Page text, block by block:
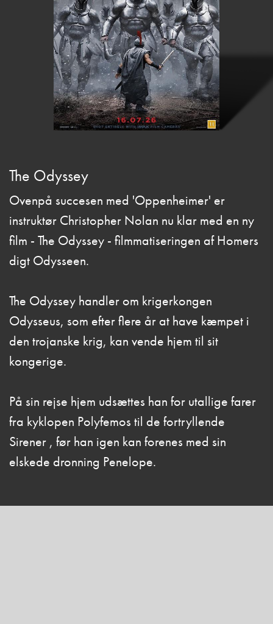
The Odyssey
Ovenpå succesen med 'Oppenheimer' er
instruktør Christopher Nolan nu klar med en ny
film - The Odyssey - filmmatiseringen af Homers
digt Odysseen.
The Odyssey handler om krigerkongen
Odysseus, som efter flere år at have kæmpet i
den trojanske krig, kan vende hjem til sit
kongerige.
På sin rejse hjem udsættes han for utallige farer
fra kyklopen Polyfemos til de fortryllende
Sirener , før han igen kan forenes med sin
elskede dronning Penelope.